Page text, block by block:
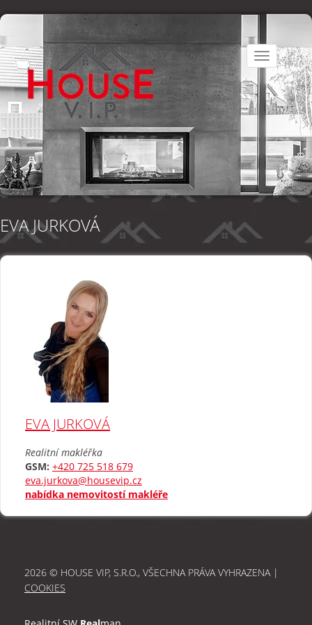
Toggle
navigation
EVA JURKOVÁ
EVA JURKOVÁ
Realitní makléřka
GSM: +420 725 518 679
eva.jurkova@housevip.cz
nabídka nemovitostí makléře
2026 © HOUSE VIP, S.R.O., VŠECHNA PRÁVA VYHRAZENA |
COOKIES